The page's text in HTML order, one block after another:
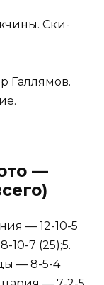
Ски-
Галлямов.
—
— 12-10-5
10-7 (25);5.
— 8-5-4